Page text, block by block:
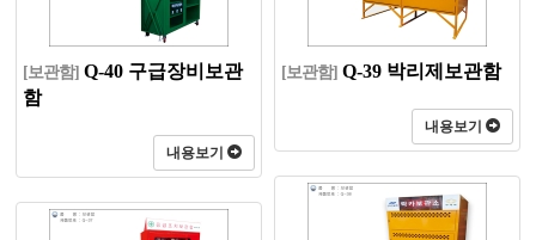
[보관함] Q-40 구급장비보관
함
내용보기
[보관함] Q-39 박리제보관함
내용보기